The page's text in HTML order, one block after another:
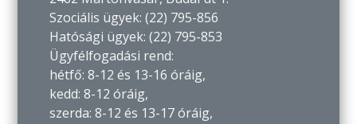
Szociális ügyek: (22) 795-856
Hatósági ügyek: (22) 795-853
Ügyfélfogadási rend:
hétfő: 8-12 és 13-16 óráig,
kedd: 8-12 óráig,
szerda: 8-12 és 13-17 óráig,